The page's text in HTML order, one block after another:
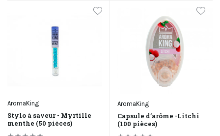
AromaKing
Stylo à saveur - Myrtille
menthe (50 pièces)
AromaKing
Capsule d’arôme -Litchi
(100 pièces)